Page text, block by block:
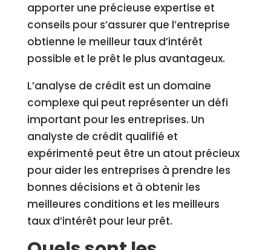
apporter une précieuse expertise et
conseils pour s’assurer que l’entreprise
obtienne le meilleur taux d’intérêt
possible et le prêt le plus avantageux.
L’analyse de crédit est un domaine
complexe qui peut représenter un défi
important pour les entreprises. Un
analyste de crédit qualifié et
expérimenté peut être un atout précieux
pour aider les entreprises à prendre les
bonnes décisions et à obtenir les
meilleures conditions et les meilleurs
taux d’intérêt pour leur prêt.